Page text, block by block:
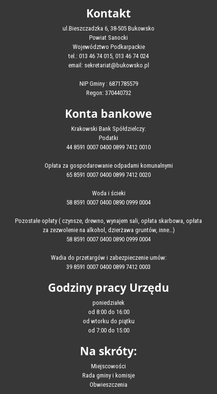
Kontakt
ul.Bieszczadzka 6, 38-505 Bukowsko
Powiat Sanocki
Województwo Podkarpackie
tel.: 013 46 74 015, 013 46 74 024
email: sekretariat@bukowsko.pl
NIP Gminy : 6871785579
Regon: 370440732
Konta bankowe
Krakowski Bank Spółdzielczy:
Podatki
44 8591 0007 0400 0899 7412 0010
Opłata za gospodarowanie odpadami komunalnymi
65 8591 0007 0400 0899 7412 0020
Woda i ścieki
58 8591 0007 0400 0890 0999 0004
Pozostałe opłaty ( czynsze, drewno, wynajem sali, opłata skarbowa, opłata
za zezwolenie na alkohol, dzierżawa gruntów, inne…)
58 8591 0007 0400 0890 0999 0004
Wadia do przetargów i zabezpieczenie umów:
39 8591 0007 0400 0899 7412 0003
Godziny pracy Urzędu
poniedziałek
od 8:00 do 16:00
od wtorku do piątku
od 7:00 do 15:00
Na skróty:
Miejscowości
Rada gminy i komisje
Obwieszczenia